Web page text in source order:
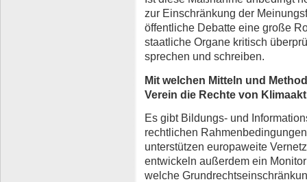
zur Einschränkung der
öffentliche Debatte eine große
staatliche Organe kritisch
sprechen und schreiben.
Mit welchen Mitteln und
Verein die Rechte von
Es gibt Bildungs- und
rechtlichen
unterstützen europaweite
entwickeln außerdem ein
welche